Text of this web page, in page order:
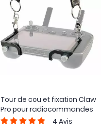
Tour de cou et fixation Claw
Pro pour radiocommandes
DJI RC Pro et Smart Controller
4 Avis